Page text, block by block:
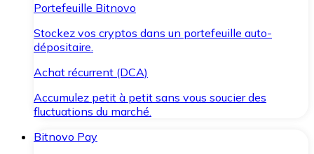
Portefeuille Bitnovo
Stockez vos cryptos dans un portefeuille auto-
dépositaire.
Achat récurrent (DCA)
Accumulez petit à petit sans vous soucier des
fluctuations du marché.
Bitnovo Pay